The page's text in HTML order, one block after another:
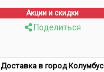
Акции и скидки
Поделиться
Доставка в город Колумбус